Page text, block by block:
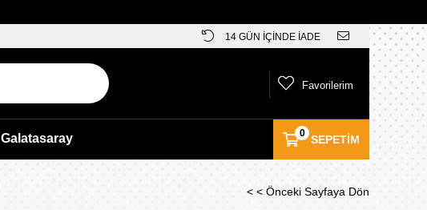
14 GÜN İÇİNDE İADE
SEPETIM
0
Favorilerim
Galatasaray
< < Önceki Sayfaya Dön